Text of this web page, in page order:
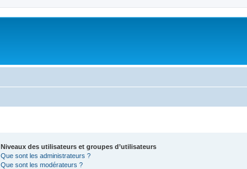
Niveaux des utilisateurs et groupes d’utilisateurs
Que sont les administrateurs ?
Que sont les modérateurs ?